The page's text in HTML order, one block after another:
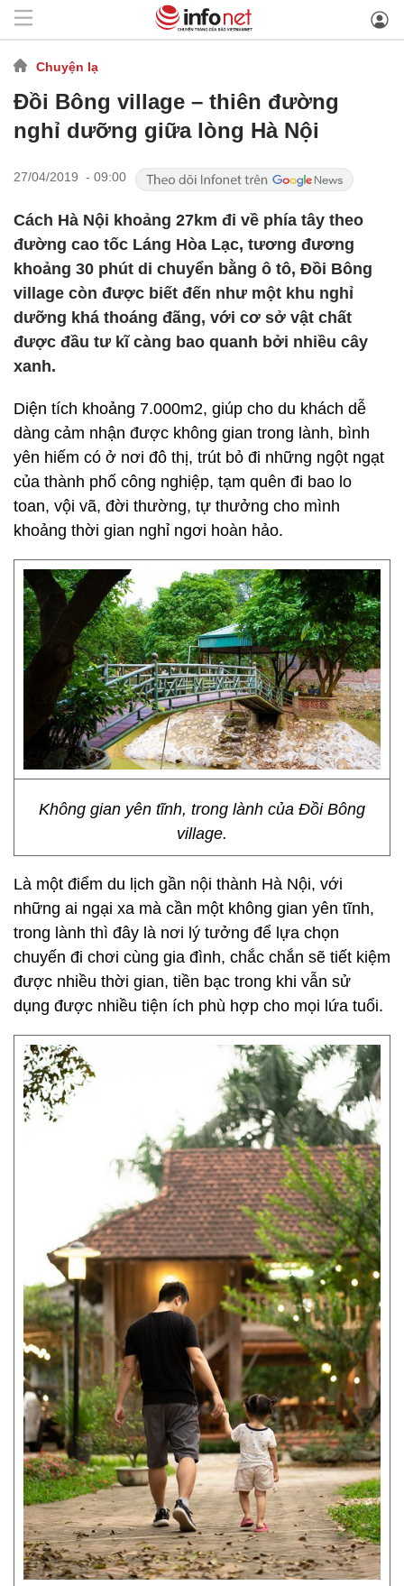
Chuyện lạ
Đồi Bông village – thiên đường
nghỉ dưỡng giữa lòng Hà Nội
27/04/2019 - 09:00
Cách Hà Nội khoảng 27km đi về phía tây theo
đường cao tốc Láng Hòa Lạc, tương đương
khoảng 30 phút di chuyển bằng ô tô, Đồi Bông
village còn được biết đến như một khu nghỉ
dưỡng khá thoáng đãng, với cơ sở vật chất
được đầu tư kĩ càng bao quanh bởi nhiều cây
xanh.
Diện tích khoảng 7.000m2, giúp cho du khách dễ
dàng cảm nhận được không gian trong lành, bình
yên hiếm có ở nơi đô thị, trút bỏ đi những ngột ngạt
của thành phố công nghiệp, tạm quên đi bao lo
toan, vội vã, đời thường, tự thưởng cho mình
khoảng thời gian nghỉ ngơi hoàn hảo.
Không gian yên tĩnh, trong lành của Đồi Bông
village.
Là một điểm du lịch gần nội thành Hà Nội, với
những ai ngại xa mà cần một không gian yên tĩnh,
trong lành thì đây là nơi lý tưởng để lựa chọn
chuyến đi chơi cùng gia đình, chắc chắn sẽ tiết kiệm
được nhiều thời gian, tiền bạc trong khi vẫn sử
dụng được nhiều tiện ích phù hợp cho mọi lứa tuổi.